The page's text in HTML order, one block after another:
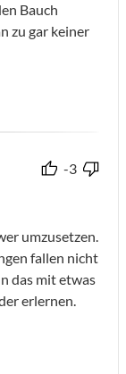
Bauch
zu gar keiner
-3
umzusetzen.
fallen nicht
das mit etwas
erlernen.